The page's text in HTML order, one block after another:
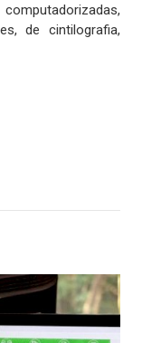
de cintilografia,